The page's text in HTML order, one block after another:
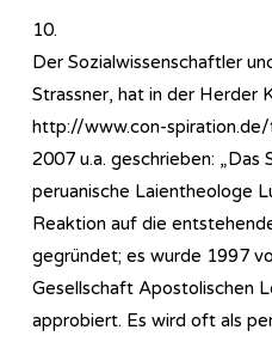
10.
Der Sozialwissenschaftler
Strassner, hat in der Herder
http://www.con-
2007 u.a. geschrieben:
peruanische Laientheologe
Reaktion auf die
gegründet; es wurde 1997
Gesellschaft Apostolischen
approbiert. Es wird oft als